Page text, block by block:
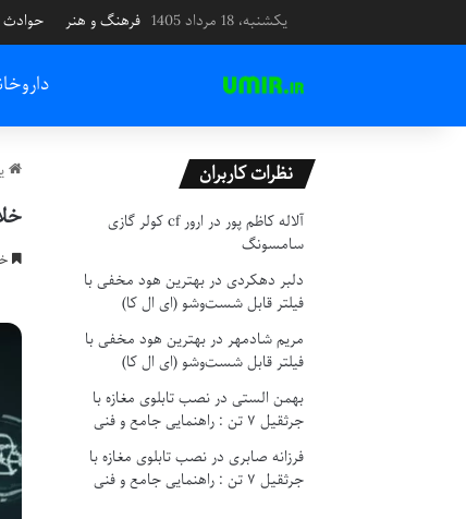
یکشنبه، 18 مرداد 1405 فرهنگ و هنر حوادث
نظرات کاربران
آلاله کاظم پور در
ارور cf کولر گازی
سامسونگ
دلبر دهکردی دربهترین هود مخفی با
فیلتر قابل شست‌وشو (ای ال کا)
مریم شادمهر دربهترین هود مخفی با
فیلتر قابل شست‌وشو (ای ال کا)
بهمن الستی درنصب تابلوی مغازه با
جرثقیل ۷ تن : راهنمایی جامع و فنی
فرزانه صابری درنصب تابلوی مغازه با
جرثقیل ۷ تن : راهنمایی جامع و فنی